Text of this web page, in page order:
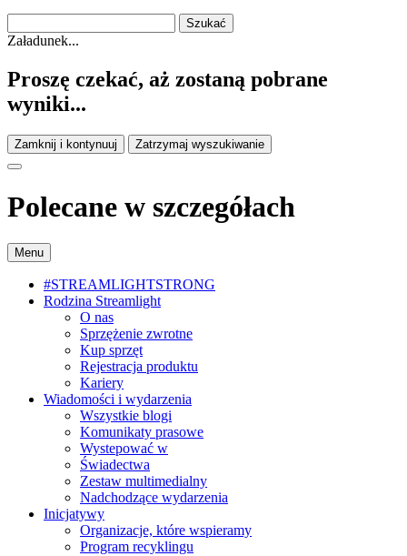
Załadunek...
Proszę czekać, aż zostaną pobrane
wyniki...
Zamknij i kontynuuj Zatrzymaj wyszukiwanie
Polecane w szczegółach
Menu
#STREAMLIGHTSTRONG
Rodzina Streamlight
O nas
Sprzężenie zwrotne
Kup sprzęt
Rejestracja produktu
Kariery
Wiadomości i wydarzenia
Wszystkie blogi
Komunikaty prasowe
Wystepować w
Świadectwa
Zestaw multimedialny
Nadchodzące wydarzenia
Inicjatywy
Organizacje, które wspieramy
Program recyklingu